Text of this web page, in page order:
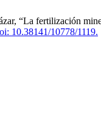
“La fertilización
10.38141/10778/1119.